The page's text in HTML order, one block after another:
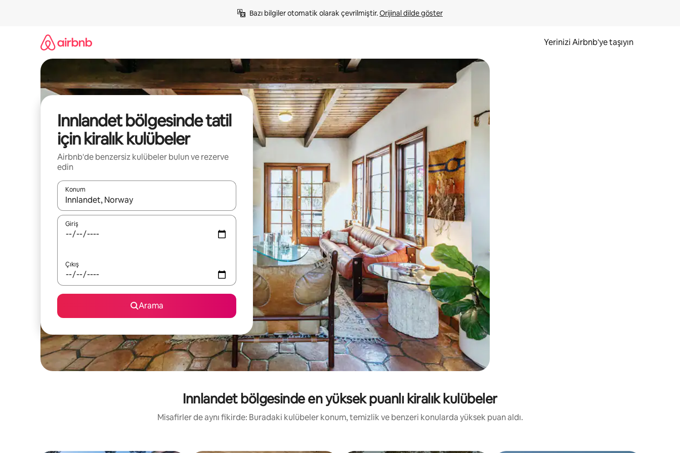
Bazı bilgiler otomatik olarak çevrilmiştir. Orijinal dilde göster
Yerinizi Airbnb'ye taşıyın
Innlandet bölgesinde tatil
için kiralık kulübeler
Airbnb'de benzersiz kulübeler bulun ve rezerve
edin
Konum
Sonuçlar kullanılabilir olduğunda yukarı ve aşağı oklarıyla gezinin veya dokunarak ya da kaydırma hareketleriyle keşfedin.
Giriş
Çıkış
Arama
Innlandet bölgesinde en yüksek puanlı kiralık kulübeler
Misafirler de aynı fikirde: Buradaki kulübeler konum, temizlik ve benzeri konularda yüksek puan aldı.